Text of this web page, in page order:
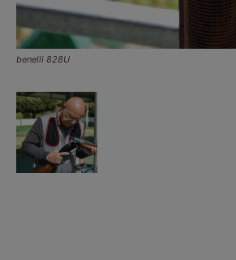
benelli 828U